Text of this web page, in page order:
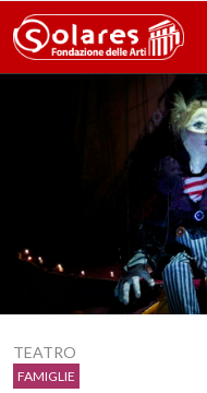
TEATRO
FAMIGLIE